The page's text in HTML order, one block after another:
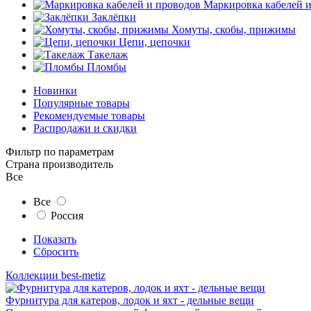
Маркировка кабелей
Заклёпки
Хомуты, скобы, прижимы
Цепи, цепочки
Такелаж
Пломбы
Новинки
Популярные товары
Рекомендуемые товары
Распродажи и скидки
Фильтр по параметрам
Страна производитель
Все
Все
Россия
Показать
Сбросить
Коллекции best-metiz
Фурнитура для катеров, лодок и яхт - дельные вещи